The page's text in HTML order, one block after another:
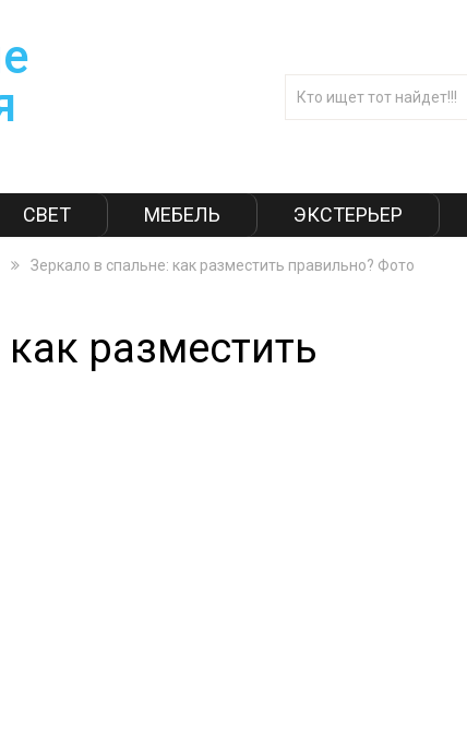
СВЕТ МЕБЕЛЬ ЭКСТЕРЬЕР
Зеркало в спальне: как разместить правильно? Фото
разместить